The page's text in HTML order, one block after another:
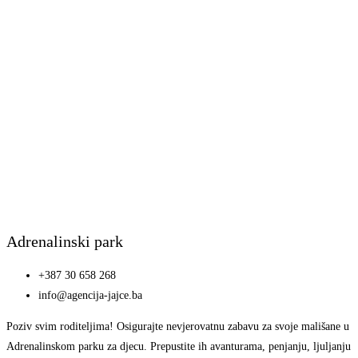
Adrenalinski park
+387 30 658 268
info@agencija-jajce.ba
Poziv svim roditeljima! Osigurajte nevjerovatnu zabavu za svoje mališane u
Adrenalinskom parku za djecu. Prepustite ih avanturama, penjanju, ljuljanju